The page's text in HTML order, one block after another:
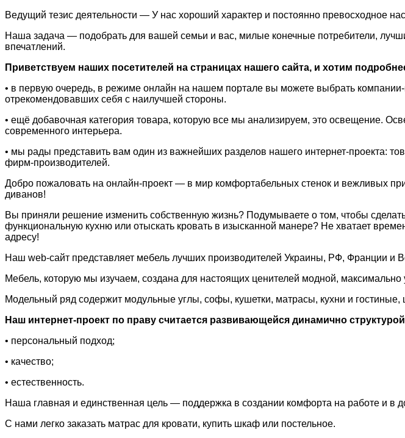
Ведущий тезис деятельности — У нас хороший характер и постоянно превосходное
Наша задача — подобрать для вашей семьи и вас, милые конечные потребители,
впечатлений.
Приветствуем наших посетителей на страницах нашего сайта, и хотим
• в первую очередь, в режиме онлайн на нашем портале вы можете выбрать
отрекомендовавших себя с наилучшей стороны.
• ещё добавочная категория товара, которую все мы анализируем, это освещение.
современного интерьера.
• мы рады представить вам один из важнейших разделов нашего интернет-проекта:
фирм-производителей.
Добро пожаловать на онлайн-проект — в мир комфортабельных стенок и вежливых
диванов!
Вы приняли решение изменить собственную жизнь? Подумываете о том, чтобы
функциональную кухню или отыскать кровать в изысканной манере? Не хватает
адресу!
Наш web-сайт представляет мебель лучших производителей Украины, РФ, Франции и
Мебель, которую мы изучаем, создана для настоящих ценителей модной, максимально
Модельный ряд содержит модульные углы, софы, кушетки, матрасы, кухни и
Наш интернет-проект по праву считается развивающейся динамично
• персональный подход;
• качество;
• естественность.
Наша главная и единственная цель — поддержка в создании комфорта на работе и в
С нами легко заказать матрас для кровати, купить шкаф или постельное.